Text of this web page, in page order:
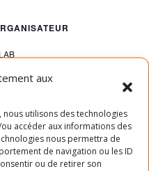
aux
utilisons des technologies
accéder aux informations des
nous permettra de
de navigation ou les ID
ou de retirer son
le site Organisateur